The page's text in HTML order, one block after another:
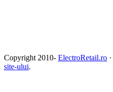
Copyright 2010- ElectroRetail.ro ·
site-ului.